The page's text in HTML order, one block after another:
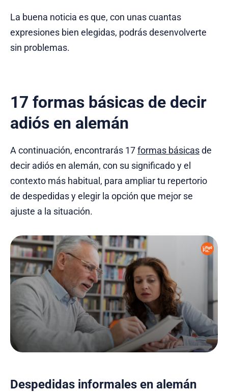
La buena noticia es que, con unas cuantas
expresiones bien elegidas, podrás desenvolverte
sin problemas.
17 formas básicas de decir
adiós en alemán
A continuación, encontrarás 17formas básicasde
decir adiós en alemán, con su significado y el
contexto más habitual, para ampliar tu repertorio
de despedidas y elegir la opción que mejor se
ajuste a la situación.
Despedidas informales en alemán